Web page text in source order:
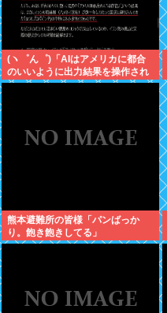
(ヽ゜ん゜)「AIはアメリカに都合
のいいように出力結果を操作され
ている！」
熊本避難所の皆様「パンばっか
り。飽き飽きしてる」